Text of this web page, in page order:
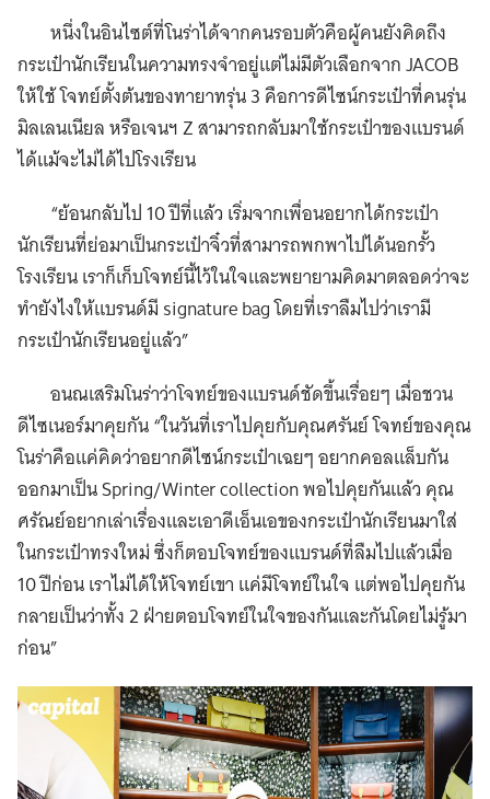
หนึ่งในอินไซต์ที่โนร่าได้จากคนรอบตัวคือผู้คนยังคิดถึง
กระเป๋านักเรียนในความทรงจำอยู่แต่ไม่มีตัวเลือกจาก JACOB
ให้ใช้ โจทย์ตั้งต้นของทายาทรุ่น 3 คือการดีไซน์กระเป๋าที่คนรุ่น
มิลเลนเนียล หรือเจนฯ Z สามารถกลับมาใช้กระเป๋าของแบรนด์
ได้แม้จะไม่ได้ไปโรงเรียน
“ย้อนกลับไป 10 ปีที่แล้ว เริ่มจากเพื่อนอยากได้กระเป๋า
นักเรียนที่ย่อมาเป็นกระเป๋าจิ๋วที่สามารถพกพาไปได้นอกรั้ว
โรงเรียน เราก็เก็บโจทย์นี้ไว้ในใจและพยายามคิดมาตลอดว่าจะ
ทำยังไงให้แบรนด์มี signature bag โดยที่เราลืมไปว่าเรามี
กระเป๋านักเรียนอยู่แล้ว”
อนณเสริมโนร่าว่าโจทย์ของแบรนด์ชัดขึ้นเรื่อยๆ เมื่อชวน
ดีไซเนอร์มาคุยกัน“ในวันที่เราไปคุยกับคุณศรันย์ โจทย์ของคุณ
โนร่าคือแค่คิดว่าอยากดีไซน์กระเป๋าเฉยๆ อยากคอลแล็บกัน
ออกมาเป็น Spring/Winter collection พอไปคุยกันแล้ว คุณ
ศรัณย์อยากเล่าเรื่องและเอาดีเอ็นเอของกระเป๋านักเรียนมาใส่
ในกระเป๋าทรงใหม่ ซึ่งก็ตอบโจทย์ของแบรนด์ที่ลืมไปแล้วเมื่อ
10 ปีก่อน เราไม่ได้ให้โจทย์เขา แค่มีโจทย์ในใจ แต่พอไปคุยกัน
กลายเป็นว่าทั้ง 2 ฝ่ายตอบโจทย์ในใจของกันและกันโดยไม่รู้มา
ก่อน”